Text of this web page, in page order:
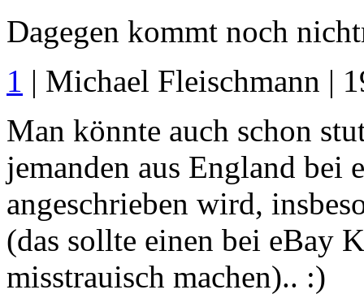
Dagegen kommt noch
1 | Michael Fleischmann |
Man könnte auch schon
jemanden aus England bei
angeschrieben wird,
(das sollte einen bei eBay
misstrauisch machen).. :)